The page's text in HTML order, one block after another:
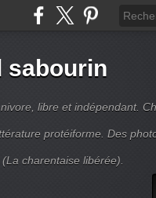
sabourin
libre et indépendant.
protéiforme. Des
charentaise libérée).